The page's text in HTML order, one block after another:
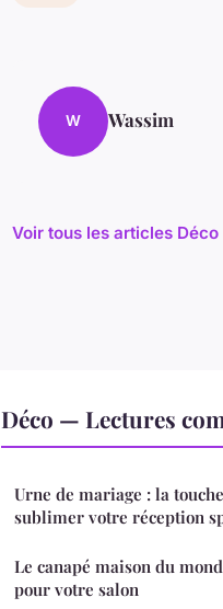
W Wassim
Voir tous les articles
Déco — Lectures
Urne de mariage : la
sublimer votre réception
Le canapé maison du
pour votre salon